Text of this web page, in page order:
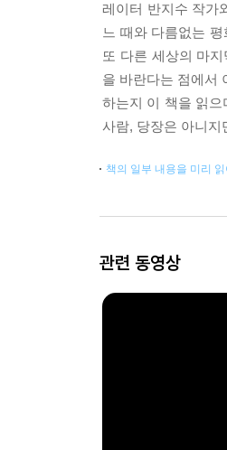
레이터 반지수 작가
느 때와 다름없는
또 다른 세상의 마
을 바란다는 점에서
하는지 이 책을 읽으
사람, 당장은 아니지
책의 일부 내용을 미리
관련 동영상